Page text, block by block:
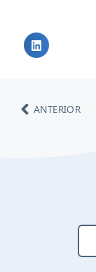
ANTERIOR